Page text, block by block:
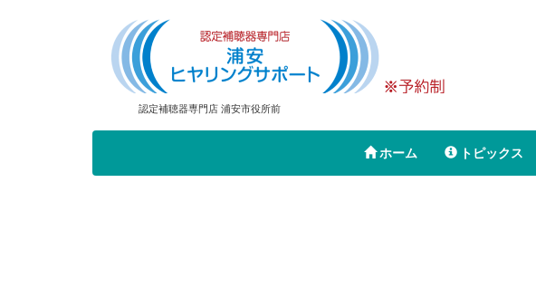
認定補聴器専門店 浦安市役所前
ホーム トピックス